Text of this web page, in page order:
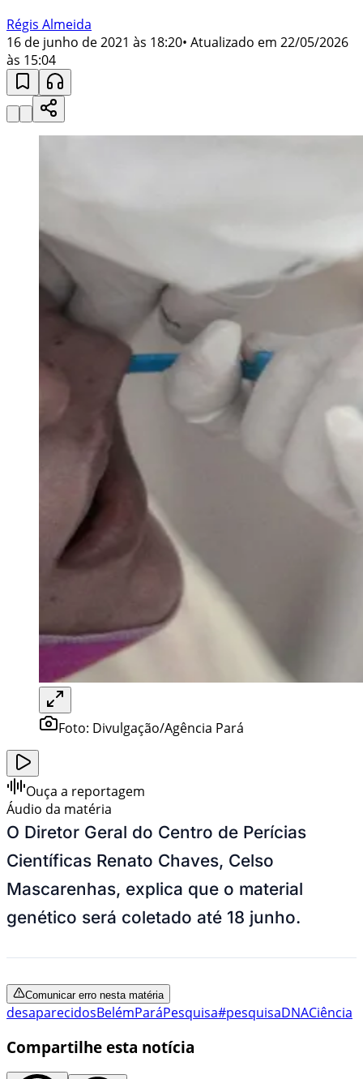
Régis Almeida
16 de junho de 2021 às 18:20• Atualizado em 22/05/2026
às 15:04
Foto: Divulgação/Agência Pará
Ouça a reportagem
Áudio da matéria
O Diretor Geral do Centro de Perícias
Científicas Renato Chaves, Celso
Mascarenhas, explica que o material
genético será coletado até 18 junho.
Comunicar erro nesta matéria
desaparecidosBelémParáPesquisa#pesquisaDNACiência
Compartilhe esta notícia